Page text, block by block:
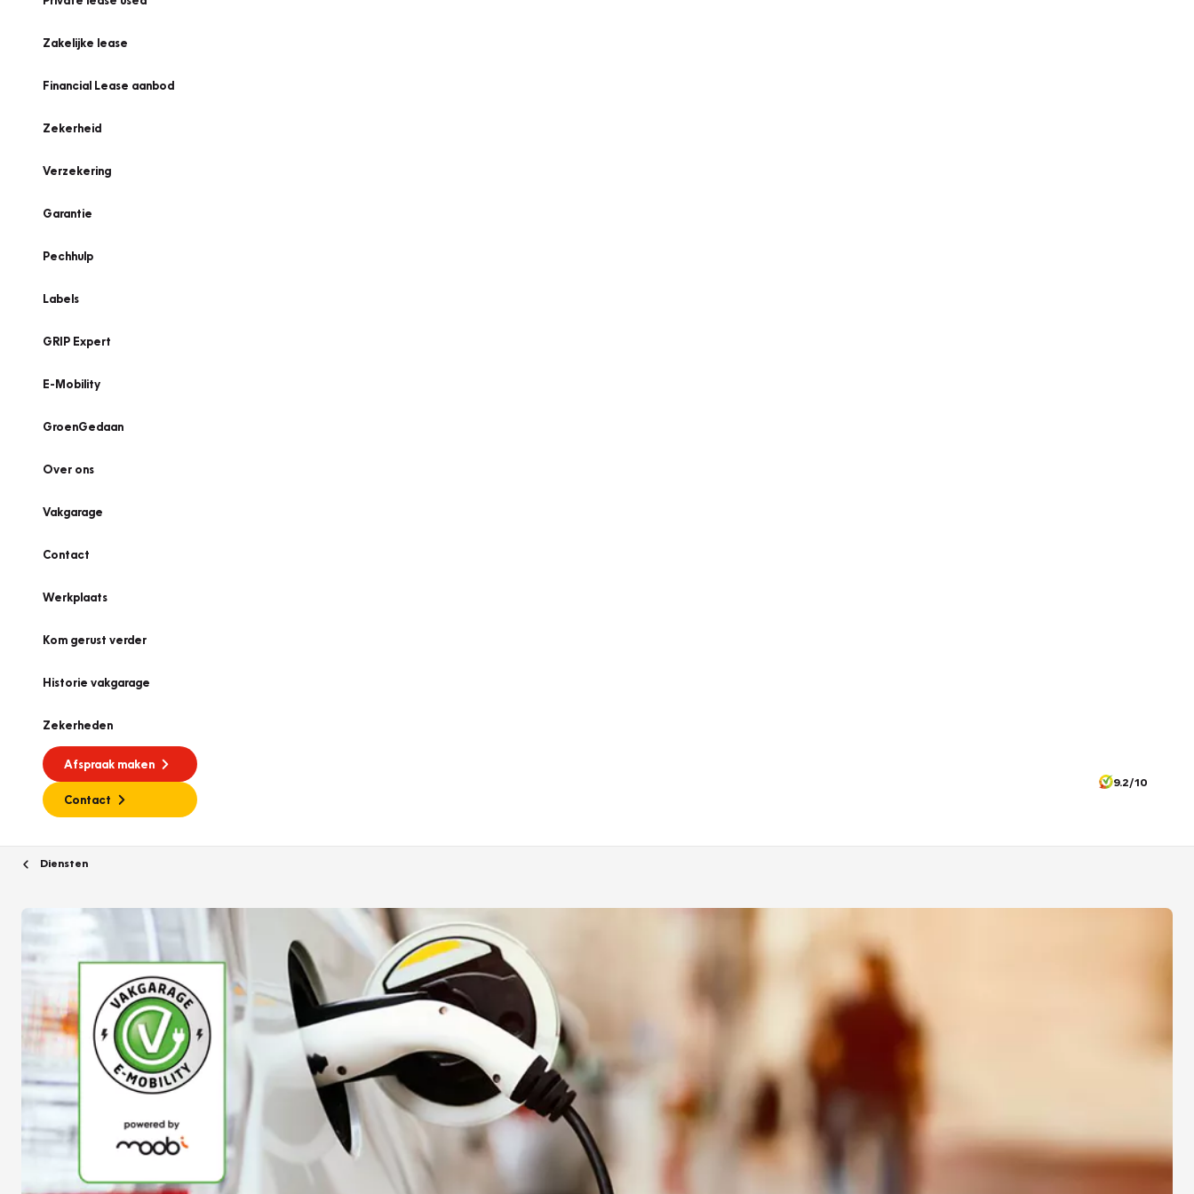
Zakelijke lease
Financial Lease aanbod
Zekerheid
Verzekering
Garantie
Pechhulp
Labels
GRIP Expert
E-Mobility
GroenGedaan
Over ons
Vakgarage
Contact
Werkplaats
Kom gerust verder
Historie vakgarage
Zekerheden
Afspraak maken
Contact
9.2/10
Diensten